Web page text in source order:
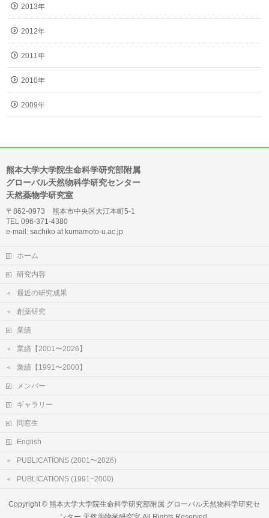
2013年
2012年
2011年
2010年
2009年
熊本大学大学院生命科学研究部附属
グローバル天然物科学研究センター
天然薬物学研究室
〒862-0973 熊本市中央区大江本町5-1
TEL 096-371-4380
e-mail: sachiko at kumamoto-u.ac.jp
ホーム
研究内容
最近の研究成果
創薬研究
業績
業績【2001〜2026】
業績【1991〜2000】
メンバー
ギャラリー
同窓生
English
PUBLICATIONS (2001〜2026)
PUBLICATIONS (1991~2000)
Copyright ©熊本大学大学院生命科学研究部附属 グローバル天然物科学研究セ